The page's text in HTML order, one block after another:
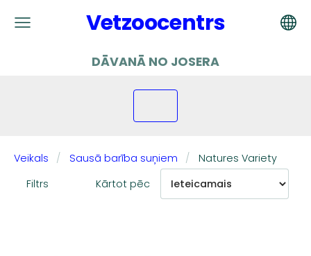
Vetzoocentrs
DĀVANĀ NO JOSERA
Veikals Sausā barība suņiem
Natures Variety
Filtrs
Kārtot pēc